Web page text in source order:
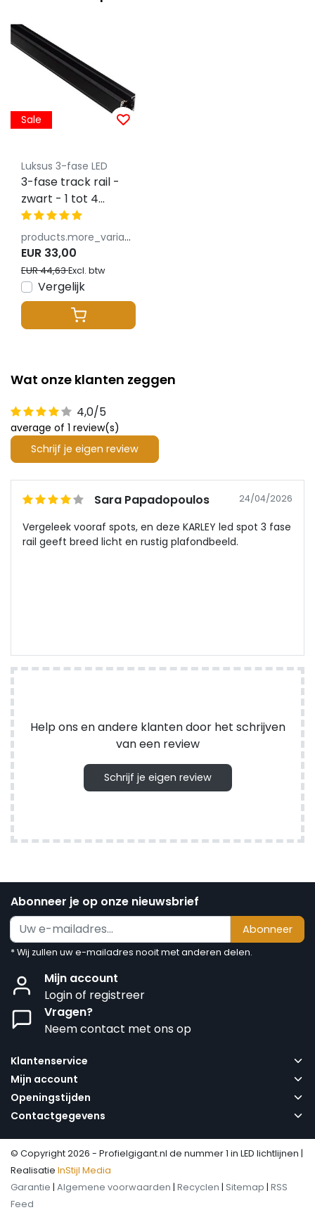
Sale
Luksus 3-fase LED
3-fase track rail -
zwart - 1 tot 4
meter
products.more_variants_available
EUR 33,00
EUR 44,63Excl. btw
Vergelijk
Wat onze klanten zeggen
4,0/5
average of 1 review(s)
Schrijf je eigen review
Sara Papadopoulos 24/04/2026
Vergeleek vooraf spots, en deze KARLEY led spot 3 fase
rail geeft breed licht en rustig plafondbeeld.
Help ons en andere klanten door het schrijven
van een review
Schrijf je eigen review
Abonneer je op onze nieuwsbrief
Abonneer
* Wij zullen uw e-mailadres nooit met anderen delen.
Mijn account
Login of registreer
Vragen?
Neem contact met ons op
Klantenservice
Mijn account
Openingstijden
Contactgegevens
© Copyright 2026 - Profielgigant.nl de nummer 1 in LED lichtlijnen |
Realisatie InStijl Media
Garantie | Algemene voorwaarden | Recyclen | Sitemap | RSS
Feed